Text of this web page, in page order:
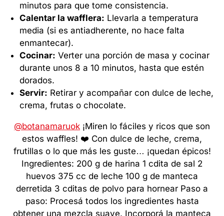
minutos para que tome consistencia.
Calentar la wafflera: Llevarla a temperatura
media (si es antiadherente, no hace falta
enmantecar).
Cocinar: Verter una porción de masa y cocinar
durante unos 8 a 10 minutos, hasta que estén
dorados.
Servir: Retirar y acompañar con dulce de leche,
crema, frutas o chocolate.
@botanamaruok ¡Miren lo fáciles y ricos que son
estos waffles! ❤️ Con dulce de leche, crema,
frutillas o lo que más les guste… ¡quedan épicos!
Ingredientes: 200 g de harina 1 cdita de sal 2
huevos 375 cc de leche 100 g de manteca
derretida 3 cditas de polvo para hornear Paso a
paso: Procesá todos los ingredientes hasta
obtener una mezcla suave. Incorporá la manteca